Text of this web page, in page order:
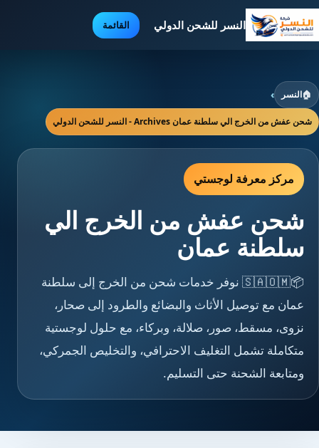
النسر للشحن الدولي القائمة
🏠النسر ›
شحن عفش من الخرج الي سلطنة عمان Archives - النسر للشحن الدولي
مركز معرفة لوجستي
شحن عفش من الخرج الي
سلطنة عمان
📦🇸🇦🇴🇲 نوفر خدمات شحن من الخرج إلى سلطنة
عمان مع توصيل الأثاث والبضائع والطرود إلى صحار،
نزوى، مسقط، صور، صلالة، وبركاء، مع حلول لوجستية
متكاملة تشمل التغليف الاحترافي، والتخليص الجمركي،
ومتابعة الشحنة حتى التسليم.